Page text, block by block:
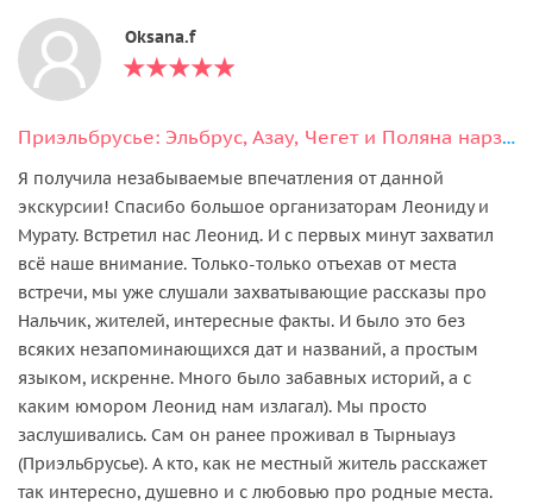
Oksana.f
Приэльбрусье: Эльбрус, Азау, Чегет и Поляна нарзанов в мини-группе
Я получила незабываемые впечатления от данной
экскурсии! Спасибо большое организаторам Леониду и
Мурату. Встретил нас Леонид. И с первых минут захватил
всё наше внимание. Только-только отъехав от места
встречи, мы уже слушали захватывающие рассказы про
Нальчик, жителей, интересные факты. И было это без
всяких незапоминающихся дат и названий, а простым
языком, искренне. Много было забавных историй, а с
каким юмором Леонид нам излагал). Мы просто
заслушивались. Сам он ранее проживал в Тырныауз
(Приэльбрусье). А кто, как не местный житель расскажет
так интересно, душевно и с любовью про родные места.